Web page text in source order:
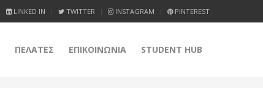
LINKED IN TWITTER INSTAGRAM PINTEREST
ΠΕΛΑΤΕΣ ΕΠΙΚΟΙΝΩΝΙΑ STUDENT HUB